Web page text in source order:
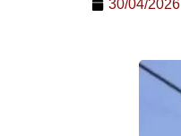
30/04/2026